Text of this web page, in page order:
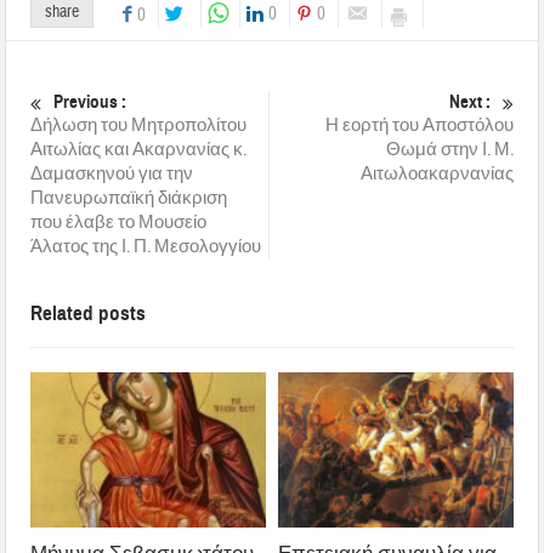
share 0 0 0
Previous :
Δήλωση του Μητροπολίτου
Αιτωλίας και Ακαρνανίας κ.
Δαμασκηνού για την
Πανευρωπαϊκή διάκριση
που έλαβε το Μουσείο
Άλατος της Ι. Π. Μεσολογγίου
Next :
Η εορτή του Αποστόλου
Θωμά στην Ι. Μ.
Αιτωλοακαρνανίας
Related posts